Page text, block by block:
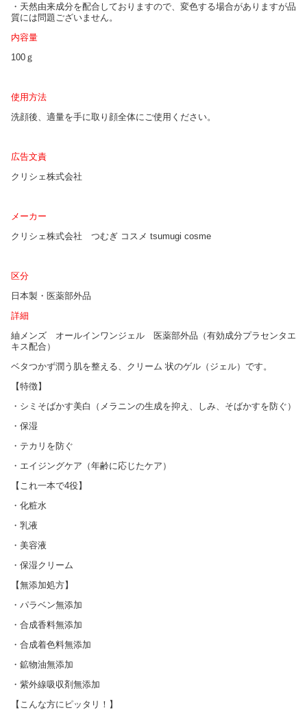
・天然由来成分を配合しておりますので、変色する場合がありますが品
質には問題ございません。
内容量
100ｇ
使用方法
洗顔後、適量を手に取り顔全体にご使用ください。
広告文責
クリシェ株式会社
メーカー
クリシェ株式会社 つむぎ コスメ tsumugi cosme
区分
日本製・医薬部外品
詳細
紬メンズ オールインワンジェル 医薬部外品（有効成分プラセンタエ
キス配合）
ベタつかず潤う肌を整える、クリーム 状のゲル（ジェル）です。
【特徴】
・シミそばかす美白（メラニンの生成を抑え、しみ、そばかすを防ぐ）
・保湿
・テカリを防ぐ
・エイジングケア（年齢に応じたケア）
【これ一本で4役】
・化粧水
・乳液
・美容液
・保湿クリーム
【無添加処方】
・パラベン無添加
・合成香料無添加
・合成着色料無添加
・鉱物油無添加
・紫外線吸収剤無添加
【こんな方にピッタリ！】